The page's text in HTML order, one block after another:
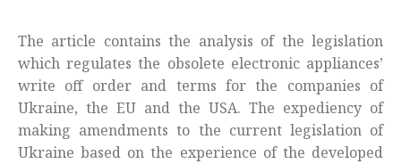
The article contains the analysis of the legislation
which regulates the obsolete electronic appliances’
write off order and terms for the companies of
Ukraine, the EU and the USA. The expediency of
making amendments to the current legislation of
Ukraine based on the experience of the developed